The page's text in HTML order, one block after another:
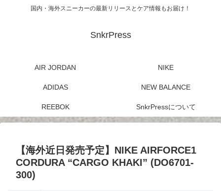
国内・海外スニーカーの最新リリースとケア情報もお届け！
SnkrPress
AIR JORDAN NIKE
ADIDAS NEW BALANCE
REEBOK SnkrPressについて
【海外近日発売予定】NIKE AIRFORCE1
CORDURA “CARGO KHAKI” (DO6701-
300)